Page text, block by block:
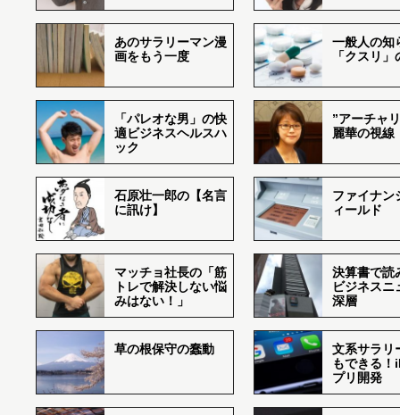
あのサラリーマン漫
画をもう一度
一般人の知
「クスリ
「パレオな男」の快
適ビジネスヘルスハ
ック
”アーチャ
麗華の視線
石原壮一郎の【名言
に訊け】
ファイナン
ィールド
マッチョ社長の「筋
トレで解決しない悩
みはない！」
決算書で読
ビジネスニ
深層
草の根保守の蠢動
文系サラリ
もできる
プリ開発